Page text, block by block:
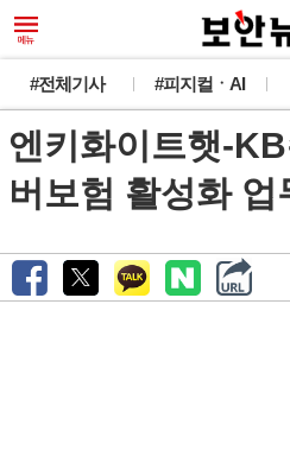
#전체기사 #피지컬ㆍAI
엔키화이트햇-KB
버보험 활성화 업